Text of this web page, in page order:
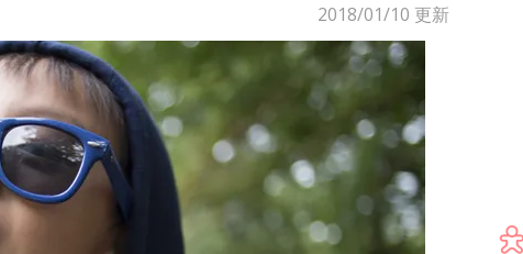
2018/01/10 更新